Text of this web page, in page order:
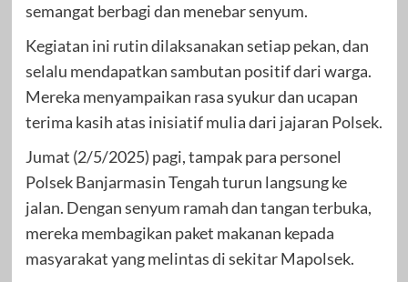
semangat berbagi dan menebar senyum.
Kegiatan ini rutin dilaksanakan setiap pekan, dan
selalu mendapatkan sambutan positif dari warga.
Mereka menyampaikan rasa syukur dan ucapan
terima kasih atas inisiatif mulia dari jajaran Polsek.
Jumat (2/5/2025) pagi, tampak para personel
Polsek Banjarmasin Tengah turun langsung ke
jalan. Dengan senyum ramah dan tangan terbuka,
mereka membagikan paket makanan kepada
masyarakat yang melintas di sekitar Mapolsek.